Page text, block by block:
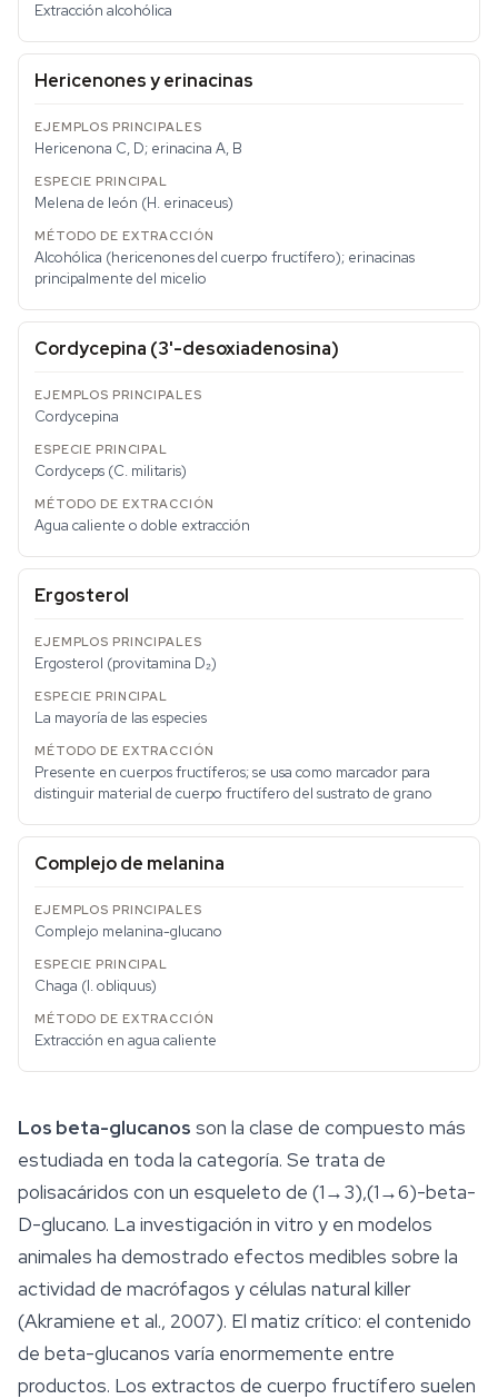
Extracción alcohólica
Hericenones y erinacinas
Hericenona C, D; erinacina A, B
Melena de león (H. erinaceus)
Alcohólica (hericenones del cuerpo fructífero); erinacinas
principalmente del micelio
Cordycepina (3'-desoxiadenosina)
Cordycepina
Cordyceps (C. militaris)
Agua caliente o doble extracción
Ergosterol
Ergosterol (provitamina D₂)
La mayoría de las especies
Presente en cuerpos fructíferos; se usa como marcador para
distinguir material de cuerpo fructífero del sustrato de grano
Complejo de melanina
Complejo melanina-glucano
Chaga (I. obliquus)
Extracción en agua caliente
Los beta-glucanos son la clase de compuesto más
estudiada en toda la categoría. Se trata de
polisacáridos con un esqueleto de (1→3),(1→6)-beta-
D-glucano. La investigación in vitro y en modelos
animales ha demostrado efectos medibles sobre la
actividad de macrófagos y células natural killer
(Akramiene et al., 2007). El matiz crítico: el contenido
de beta-glucanos varía enormemente entre
productos. Los extractos de cuerpo fructífero suelen